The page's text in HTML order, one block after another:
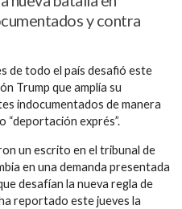
y contra
de todo el país desafió este
Trump que amplía su
indocumentados de manera
“deportación exprés”.
un escrito en el tribunal de
en una demanda presentada
desafían la nueva regla de
reportado este jueves la